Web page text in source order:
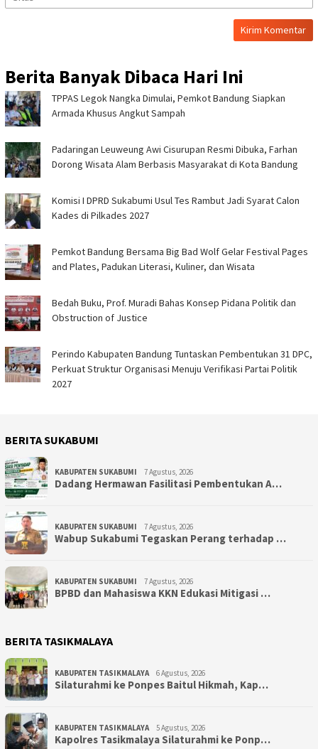
Berita Banyak Dibaca Hari Ini
TPPAS Legok Nangka Dimulai, Pemkot Bandung Siapkan
Armada Khusus Angkut Sampah
Padaringan Leuweung Awi Cisurupan Resmi Dibuka, Farhan
Dorong Wisata Alam Berbasis Masyarakat di Kota Bandung
Komisi I DPRD Sukabumi Usul Tes Rambut Jadi Syarat Calon
Kades di Pilkades 2027
Pemkot Bandung Bersama Big Bad Wolf Gelar Festival Pages
and Plates, Padukan Literasi, Kuliner, dan Wisata
Bedah Buku, Prof. Muradi Bahas Konsep Pidana Politik dan
Obstruction of Justice
Perindo Kabupaten Bandung Tuntaskan Pembentukan 31 DPC,
Perkuat Struktur Organisasi Menuju Verifikasi Partai Politik
2027
BERITA SUKABUMI
KABUPATEN SUKABUMI 7 Agustus, 2026
Dadang Hermawan Fasilitasi Pembentukan A…
KABUPATEN SUKABUMI 7 Agustus, 2026
Wabup Sukabumi Tegaskan Perang terhadap …
KABUPATEN SUKABUMI 7 Agustus, 2026
BPBD dan Mahasiswa KKN Edukasi Mitigasi …
BERITA TASIKMALAYA
KABUPATEN TASIKMALAYA 6 Agustus, 2026
Silaturahmi ke Ponpes Baitul Hikmah, Kap…
KABUPATEN TASIKMALAYA 5 Agustus, 2026
Kapolres Tasikmalaya Silaturahmi ke Ponp…